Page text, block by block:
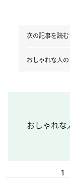
次の記事を読む
おしゃれな人
おしゃれな
1